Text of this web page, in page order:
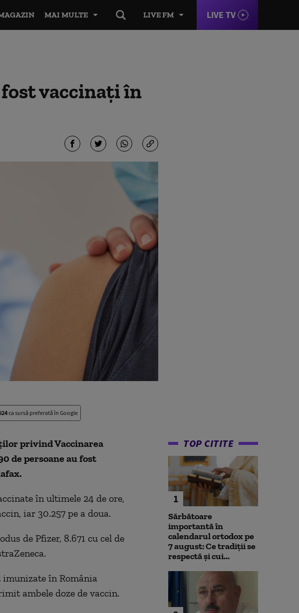
LIVE FM LIVE TV
MAI MULTE
fost vaccinați în
ca sursă preferată în Google
privind Vaccinarea
de persoane au fost
.
în ultimele 24 de ore,
iar 30.257 pe a doua.
de Pfizer, 8.671 cu cel de
imunizate în România
ambele doze de vaccin.
TOP CITITE
1
Sărbătoare
importantă în
calendarul ortodox pe
7 august: Ce tradiții se
respectă și cui...